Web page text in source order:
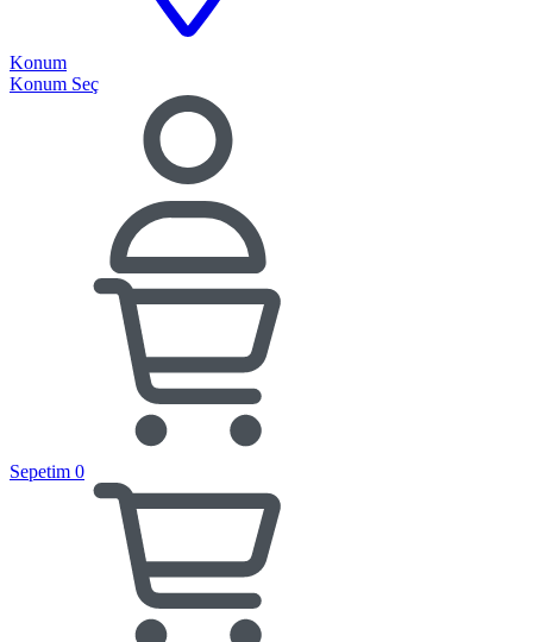
Konum
Konum Seç
Sepetim 0